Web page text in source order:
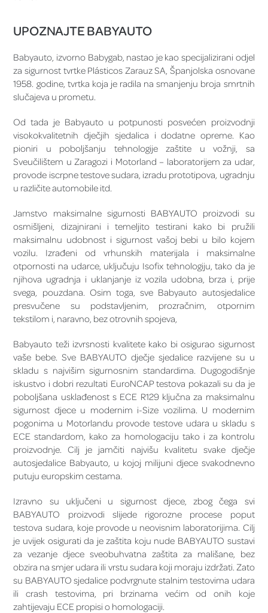
UPOZNAJTE BABYAUTO
Babyauto, izvorno Babygab, nastao je kao specijalizirani odjel
za sigurnost tvrtke Plásticos Zarauz SA, Španjolska osnovane
1958. godine, tvrtka koja je radila na smanjenju broja smrtnih
slučajeva u prometu.
Od tada je Babyauto u potpunosti posvećen proizvodnji
visokokvalitetnih dječjih sjedalica i dodatne opreme. Kao
pioniri u poboljšanju tehnologije zaštite u vožnji, sa
Sveučilištem u Zaragozi i Motorland – laboratorijem za udar,
provode iscrpne testove sudara, izradu prototipova, ugradnju
u različite automobile itd.
Jamstvo maksimalne sigurnosti BABYAUTO proizvodi su
osmišljeni, dizajnirani i temeljito testirani kako bi pružili
maksimalnu udobnost i sigurnost vašoj bebi u bilo kojem
vozilu. Izrađeni od vrhunskih materijala i maksimalne
otpornosti na udarce, uključuju Isofix tehnologiju, tako da je
njihova ugradnja i uklanjanje iz vozila udobna, brza i, prije
svega, pouzdana. Osim toga, sve Babyauto autosjedalice
presvučene su podstavljenim, prozračnim, otpornim
tekstilom i, naravno, bez otrovnih spojeva,
Babyauto teži izvrsnosti kvalitete kako bi osigurao sigurnost
vaše bebe. Sve BABYAUTO dječje sjedalice razvijene su u
skladu s najvišim sigurnosnim standardima. Dugogodišnje
iskustvo i dobri rezultati EuroNCAP testova pokazali su da je
poboljšana usklađenost s ECE R129 ključna za maksimalnu
sigurnost djece u modernim i-Size vozilima. U modernim
pogonima u Motorlandu provode testove udara u skladu s
ECE standardom, kako za homologaciju tako i za kontrolu
proizvodnje. Cilj je jamčiti najvišu kvalitetu svake dječje
autosjedalice Babyauto, u kojoj milijuni djece svakodnevno
putuju europskim cestama.
Izravno su uključeni u sigurnost djece, zbog čega svi
BABYAUTO proizvodi slijede rigorozne procese poput
testova sudara, koje provode u neovisnim laboratorijima. Cilj
je uvijek osigurati da je zaštita koju nude BABYAUTO sustavi
za vezanje djece sveobuhvatna zaštita za mališane, bez
obzira na smjer udara ili vrstu sudara koji moraju izdržati. Zato
su BABYAUTO sjedalice podvrgnute stalnim testovima udara
ili crash testovima, pri brzinama većim od onih koje
zahtijevaju ECE propisi o homologaciji.